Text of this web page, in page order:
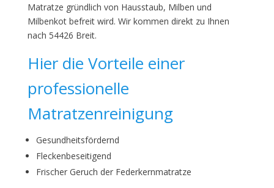
Matratze gründlich von Hausstaub, Milben und
Milbenkot befreit wird. Wir kommen direkt zu Ihnen
nach 54426 Breit.
Hier die Vorteile einer
professionelle
Matratzenreinigung
Gesundheitsfördernd
Fleckenbeseitigend
Frischer Geruch der Federkernmatratze